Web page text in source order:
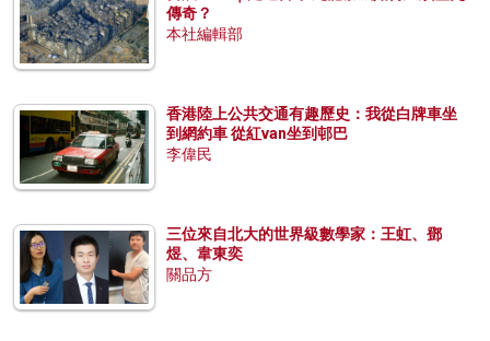
傳奇？
本社編輯部
香港陸上公共交通有趣歷史：我從白牌車坐
到網約車 從紅van坐到邨巴
李偉民
三位來自北大的世界級數學家：王虹、鄧
煜、韋東奕
關品方